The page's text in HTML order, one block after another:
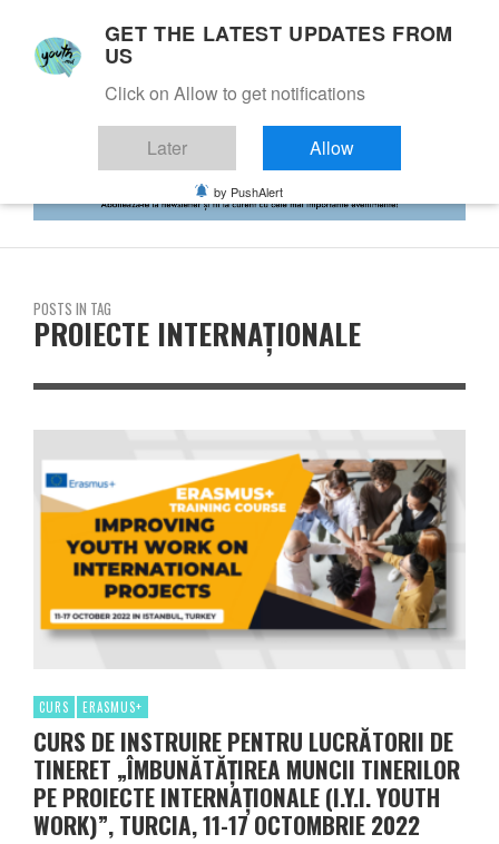
POSTS IN TAG
PROIECTE INTERNAȚIONALE
CURS ERASMUS+
CURS DE INSTRUIRE PENTRU LUCRĂTORII DE
TINERET „ÎMBUNĂTĂȚIREA MUNCII TINERILOR
PE PROIECTE INTERNAȚIONALE (I.Y.I. YOUTH
WORK)”, TURCIA, 11-17 OCTOMBRIE 2022
GET THE LATEST UPDATES FROM
US
Click on Allow to get notifications
Later Allow
by PushAlert